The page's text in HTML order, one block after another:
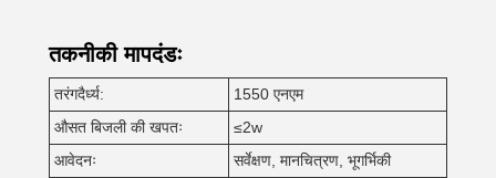
तकनीकी मापदंडः
तरंगदैर्ध्य:
1550 एनएम
औसत बिजली की खपतः
≤2w
आवेदनः
सर्वेक्षण, मानचित्रण, भूगर्भिकी